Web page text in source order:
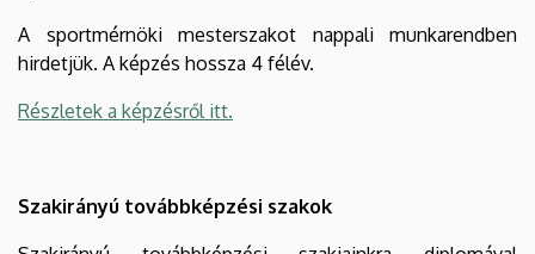
A sportmérnöki mesterszakot nappali munkarendben
hirdetjük. A képzés hossza 4 félév.
Részletek a képzésről itt.
Szakirányú továbbképzési szakok